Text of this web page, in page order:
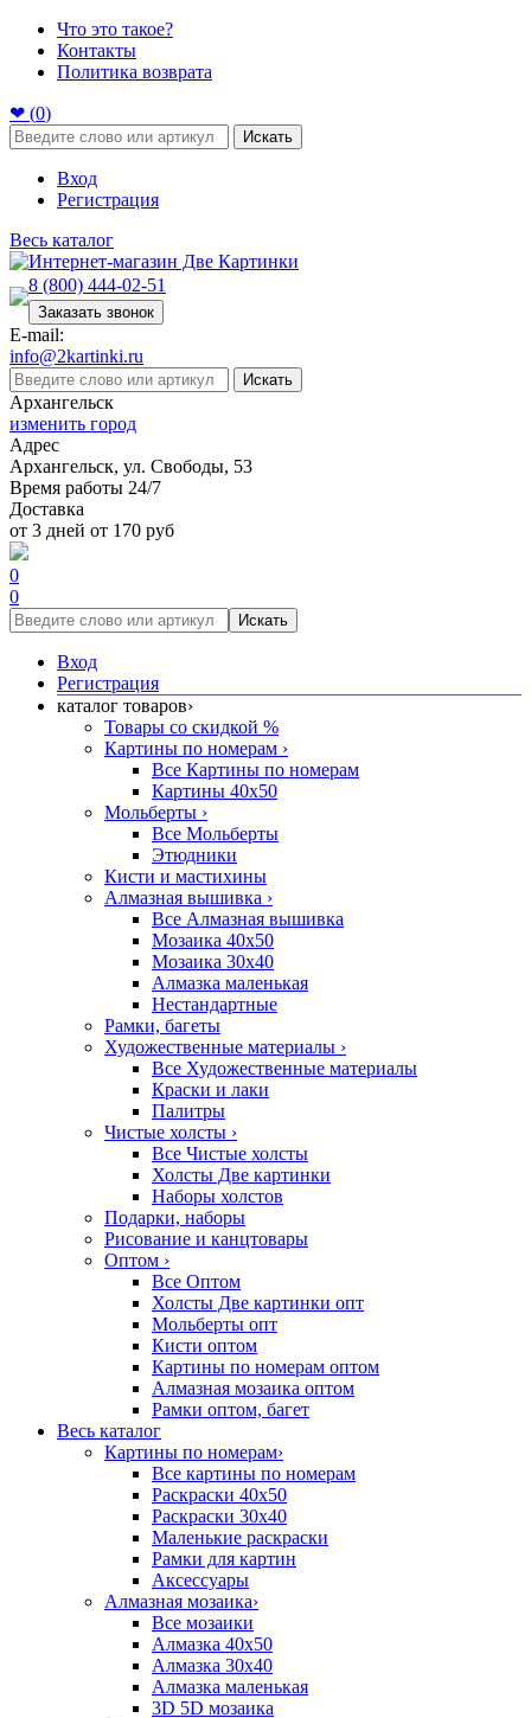
Что это такое?
Контакты
Политика возврата
❤ (0)
Искать
Вход
Регистрация
Весь каталог
8 (800) 444-02-51
Заказать звонок
E-mail:
info@2kartinki.ru
Искать
Архангельск
изменить город
Адрес
Архангельск, ул. Свободы, 53
Время работы 24/7
Доставка
от 3 дней от 170 руб
0
0
Искать
Вход
Регистрация
каталог товаров›
Товары со скидкой %
Картины по номерам ›
Все Картины по номерам
Картины 40x50
Мольберты ›
Все Мольберты
Этюдники
Кисти и мастихины
Алмазная вышивка ›
Все Алмазная вышивка
Мозаика 40x50
Мозаика 30x40
Алмазка маленькая
Нестандартные
Рамки, багеты
Художественные материалы ›
Все Художественные материалы
Краски и лаки
Палитры
Чистые холсты ›
Все Чистые холсты
Холсты Две картинки
Наборы холстов
Подарки, наборы
Рисование и канцтовары
Оптом ›
Все Оптом
Холсты Две картинки опт
Мольберты опт
Кисти оптом
Картины по номерам оптом
Алмазная мозаика оптом
Рамки оптом, багет
Весь каталог
Картины по номерам›
Все картины по номерам
Раскраски 40х50
Раскраски 30х40
Маленькие раскраски
Рамки для картин
Аксессуары
Алмазная мозаика›
Все мозаики
Алмазка 40х50
Алмазка 30х40
Алмазка маленькая
3D 5D мозаика